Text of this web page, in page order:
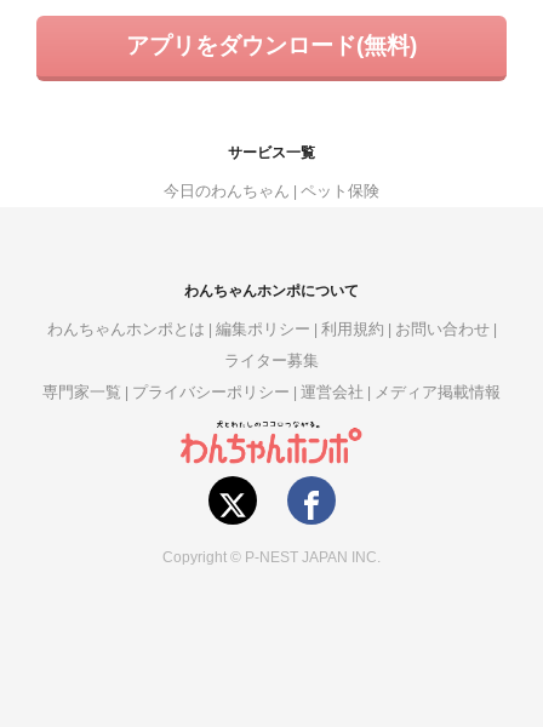
アプリをダウンロード(無料)
サービス一覧
今日のわんちゃん ペット保険
わんちゃんホンポについて
わんちゃんホンポとは 編集ポリシー 利用規約
お問い合わせ
ライター募集
専門家一覧
プライバシーポリシー 運営会社 メディア掲載情報
Copyright © P-NEST JAPAN INC.